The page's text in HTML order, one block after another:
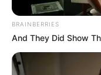
READ MORE
BRAINBERRIES
And They Did Show